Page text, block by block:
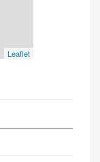
Leaflet